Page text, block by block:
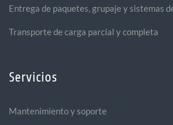
Entrega de paquetes, grupaje y sistemas
Transporte de carga parcial y completa
Servicios
Mantenimiento y soporte